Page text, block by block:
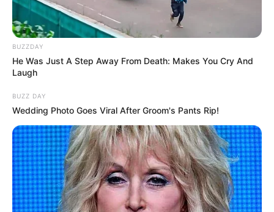
BUZZDAY
He Was Just A Step Away From Death: Makes You Cry And
Laugh
BUZZ DAY
Wedding Photo Goes Viral After Groom's Pants Rip!